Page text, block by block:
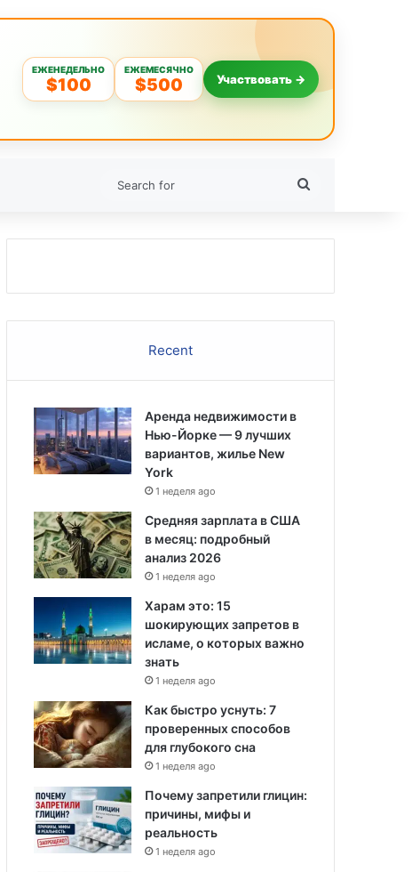
ЕЖЕНЕДЕЛЬНО
$100
ЕЖЕМЕСЯЧНО
$500 Участвовать →
Recent
Аренда недвижимости в
Нью-Йорке — 9 лучших
вариантов, жилье New
York
1 неделя ago
Средняя зарплата в США
в месяц: подробный
анализ 2026
1 неделя ago
Харам это: 15
шокирующих запретов в
исламе, о которых важно
знать
1 неделя ago
Как быстро уснуть: 7
проверенных способов
для глубокого сна
1 неделя ago
Почему запретили глицин:
причины, мифы и
реальность
1 неделя ago